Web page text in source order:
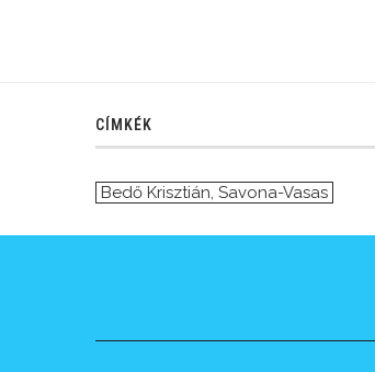
CÍMKÉK
Bedő Krisztián, Savona-Vasas